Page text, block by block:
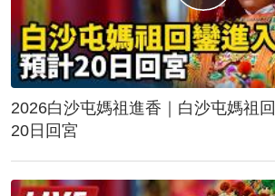
2026白沙屯媽祖進香｜白沙屯媽祖
20日回宮